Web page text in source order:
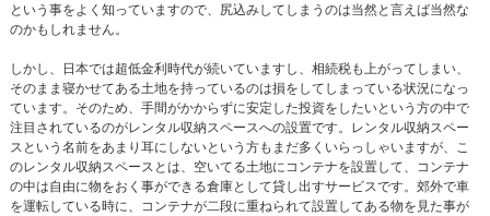
という事をよく知っていますので、尻込みしてしまうのは当然と言えば当然な
のかもしれません。
しかし、日本では超低金利時代が続いていますし、相続税も上がってしまい、
そのまま寝かせてある土地を持っているのは損をしてしまっている状況になっ
ています。そのため、手間がかからずに安定した投資をしたいという方の中で
注目されているのがレンタル収納スペースへの設置です。レンタル収納スペー
スという名前をあまり耳にしないという方もまだ多くいらっしゃいますが、こ
のレンタル収納スペースとは、空いてる土地にコンテナを設置して、コンテナ
の中は自由に物をおく事ができる倉庫として貸し出すサービスです。郊外で車
を運転している時に、コンテナが二段に重ねられて設置してある物を見た事が